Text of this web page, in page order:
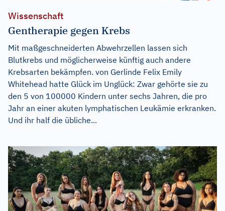
Wissenschaft
Gentherapie gegen Krebs
Mit maßgeschneiderten Abwehrzellen lassen sich
Blutkrebs und möglicherweise künftig auch andere
Krebsarten bekämpfen. von Gerlinde Felix Emily
Whitehead hatte Glück im Unglück: Zwar gehörte sie zu
den 5 von 100000 Kindern unter sechs Jahren, die pro
Jahr an einer akuten lymphatischen Leukämie erkranken.
Und ihr half die übliche...